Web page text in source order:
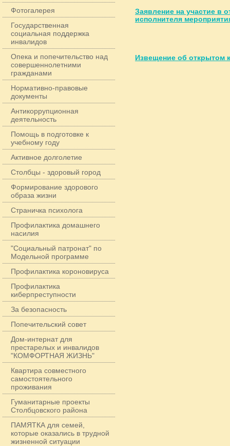
Фотогалерея
Государственная
социальная поддержка
инвалидов
Опека и попечительство над
совершеннолетними
гражданами
Нормативно-правовые
документы
Антикоррупционная
деятельность
Помощь в подготовке к
учебному году
Активное долголетие
Столбцы - здоровый город
Формирование здорового
образа жизни
Страничка психолога
Профилактика домашнего
насилия
"Социальный патронат" по
Модельной программе
Профилактика короновируса
Профилактика
киберпреступности
За безопасность
Попечительский совет
Дом-интернат для
престарелых и инвалидов
"КОМФОРТНАЯ ЖИЗНЬ"
Квартира совместного
самостоятельного
проживания
Гуманитарные проекты
Столбцовского района
ПАМЯТКА для семей,
которые оказались в трудной
жизненной ситуации
Заявление на участие в
исполнителя
Извещение об открытом